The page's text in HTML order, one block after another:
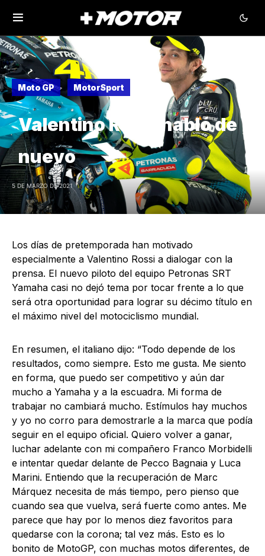
Moto GP MotorSport
Valentino Rossi habló de
nuevo
5 DE MARZO DE 2021
Los días de pretemporada han motivado
especialmente a Valentino Rossi a dialogar con la
prensa. El nuevo piloto del equipo Petronas SRT
Yamaha casi no dejó tema por tocar frente a lo que
será otra oportunidad para lograr su décimo título en
el máximo nivel del motociclismo mundial.
En resumen, el italiano dijo: “Todo depende de los
resultados, como siempre. Esto me gusta. Me siento
en forma, que puedo ser competitivo y aún dar
mucho a Yamaha y a la escuadra. Mi forma de
trabajar no cambiará mucho. Estímulos hay muchos
y yo no corro para demostrarle a la marca que podía
seguir en el equipo oficial. Quiero volver a ganar,
luchar adelante con mi compañero Franco Morbidelli
e intentar quedar delante de Pecco Bagnaia y Luca
Marini. Entiendo que la recuperación de Marc
Márquez necesita de más tiempo, pero pienso que
cuando sea que vuelva, será fuerte como antes. Me
parece que hay por lo menos diez favoritos para
quedarse con la corona; tal vez más. Esto es lo
bonito de MotoGP, con muchas motos diferentes, de